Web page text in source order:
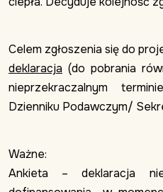
Celem zgłoszenia się do
deklaracja (do pobrania
nieprzekraczalnym
Dzienniku Podawczym/
Ważne:
Ankieta – deklaracja